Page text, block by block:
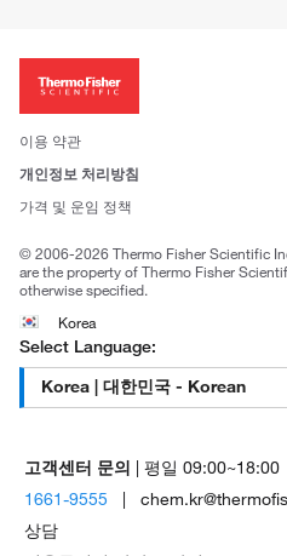
투자자
사회적 책임
브랜드
이용 약관
개인정보 처리방침
가격 및 운임 정책
© 2006-2026 Thermo Fisher Scientific
are the property of Thermo Fisher
otherwise specified.
Korea
Select Language:
고객센터 문의 | 평일 09:00~18:00
1661-9555 |
상담